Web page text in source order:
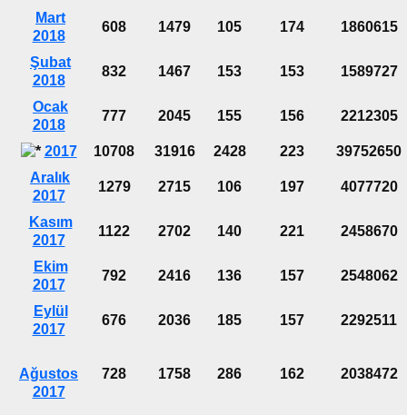
Mart
2018
608 1479 105 174 1860615
Şubat
2018
832 1467 153 153 1589727
Ocak
2018
777 2045 155 156 2212305
2017 10708 31916 2428 223
39752650
Aralık
2017
1279 2715 106 197 4077720
Kasım
2017
1122 2702 140 221 2458670
Ekim
2017
792 2416 136 157 2548062
Eylül
2017
676 2036 185 157 2292511
Ağustos
2017
728 1758 286 162 2038472